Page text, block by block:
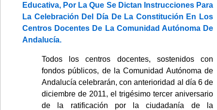
Educativa, Por La Que Se Dictan Instrucciones Para
La Celebración Del Día De La Constitución En Los
Centros Docentes De La Comunidad Autónoma De
Andalucía.
Todos los centros docentes, sostenidos con
fondos públicos, de la Comunidad Autónoma de
Andalucía celebrarán, con anterioridad al día 6 de
diciembre de 2011, el trigésimo tercer aniversario
de la ratificación por la ciudadanía de la